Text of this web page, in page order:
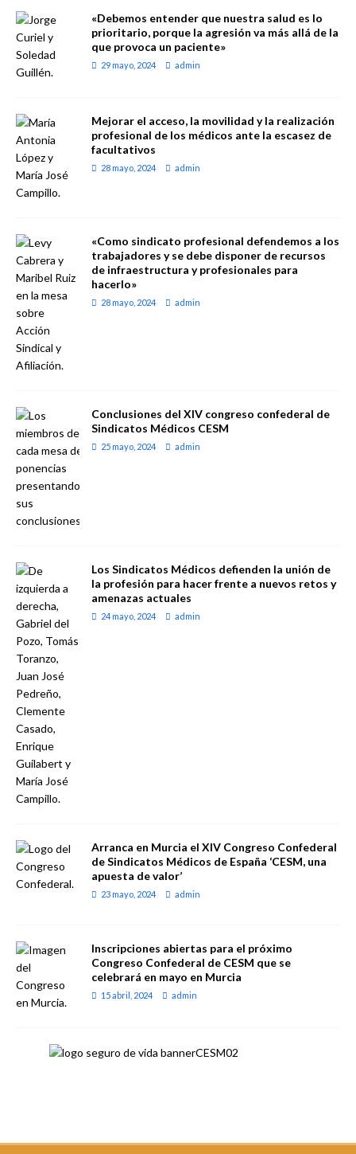
«Debemos entender que nuestra salud es lo
prioritario, porque la agresión va más allá de la
que provoca un paciente»
29 mayo, 2024 admin
Mejorar el acceso, la movilidad y la realización
profesional de los médicos ante la escasez de
facultativos
28 mayo, 2024 admin
«Como sindicato profesional defendemos a los
trabajadores y se debe disponer de recursos
de infraestructura y profesionales para
hacerlo»
28 mayo, 2024 admin
Conclusiones del XIV congreso confederal de
Sindicatos Médicos CESM
25 mayo, 2024 admin
Los Sindicatos Médicos defienden la unión de
la profesión para hacer frente a nuevos retos y
amenazas actuales
24 mayo, 2024 admin
Arranca en Murcia el XIV Congreso Confederal
de Sindicatos Médicos de España ‘CESM, una
apuesta de valor’
23 mayo, 2024 admin
Inscripciones abiertas para el próximo
Congreso Confederal de CESM que se
celebrará en mayo en Murcia
15 abril, 2024 admin